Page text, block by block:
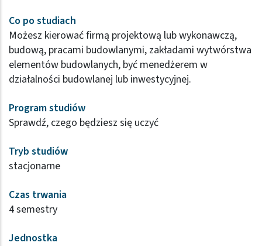
Co po studiach
Możesz kierować firmą projektową lub wykonawczą,
budową, pracami budowlanymi, zakładami wytwórstwa
elementów budowlanych, być menedżerem w
działalności budowlanej lub inwestycyjnej.
Program studiów
Sprawdź, czego będziesz się uczyć
Tryb studiów
stacjonarne
Czas trwania
4 semestry
Jednostka